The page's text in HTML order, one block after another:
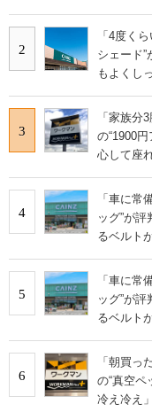
2
「4度く
シェード
もよくし
3
「家族
の“1900
心して座
4
「車に
ッグ”が
るベルト
5
「車に
ッグ”が
るベルト
6
「朝買
の“真空
冷え冷え